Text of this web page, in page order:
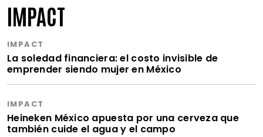
IMPACT
IMPACT
La soledad financiera: el costo invisible de
emprender siendo mujer en México
IMPACT
Heineken México apuesta por una cerveza que
también cuide el agua y el campo